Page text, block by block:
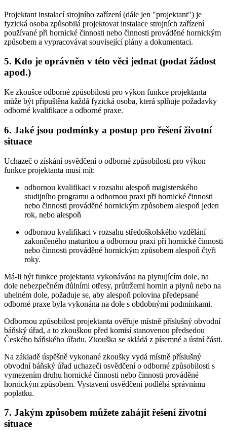
Projektant instalací strojního zařízení (dále jen "projektant") je
fyzická osoba způsobilá projektovat instalace strojních zařízení
používané při hornické činnosti nebo činnosti prováděné hornickým
způsobem a vypracovávat související plány a dokumentaci.
5. Kdo je oprávněn v této věci jednat (podat žádost
apod.)
Ke zkoušce odborné způsobilosti pro výkon funkce projektanta
může být připuštěna každá fyzická osoba, která splňuje požadavky
odborné kvalifikace a odborné praxe.
6. Jaké jsou podmínky a postup pro řešení životní
situace
Uchazeč o získání osvědčení o odborné způsobilosti pro výkon
funkce projektanta musí mít:
odbornou kvalifikaci v rozsahu alespoň magisterského
studijního programu a odbornou praxi při hornické činnosti
nebo činnosti prováděné hornickým způsobem alespoň jeden
rok, nebo alespoň
odbornou kvalifikaci v rozsahu středoškolského vzdělání
zakončeného maturitou a odbornou praxi při hornické činnosti
nebo činnosti prováděné hornickým způsobem alespoň čtyři
roky.
Má-li být funkce projektanta vykonávána na plynujícím dole, na
dole nebezpečném důlními otřesy, průtržemi hornin a plynů nebo na
uhelném dole, požaduje se, aby alespoň polovina předepsané
odborné praxe byla vykonána na dole s obdobnými podmínkami.
Odbornou způsobilost projektanta ověřuje místně příslušný obvodní
báňský úřad, a to zkouškou před komisí stanovenou předsedou
Českého báňského úřadu. Zkouška se skládá z písemné a ústní části.
Na základě úspěšně vykonané zkoušky vydá místně příslušný
obvodní báňský úřad uchazeči osvědčení o odborné způsobilosti s
vymezením druhu hornické činnosti nebo činnosti prováděné
hornickým způsobem. Vystavení osvědčení podléhá správnímu
poplatku.
7. Jakým způsobem můžete zahájit řešení životní
situace